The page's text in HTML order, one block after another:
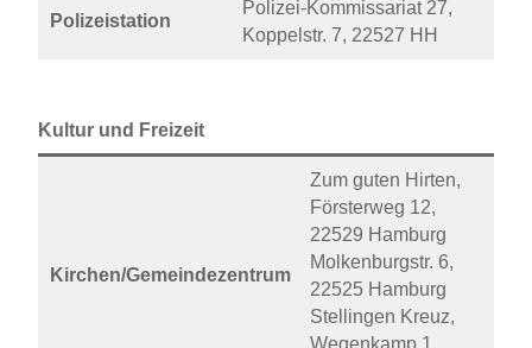
Polizeistation
Polizei-Kommissariat 27,
Koppelstr. 7, 22527 HH
Kultur und Freizeit
Kirchen/Gemeindezentrum
Zum guten Hirten,
Försterweg 12,
22529 Hamburg
Molkenburgstr. 6,
22525 Hamburg
Stellingen Kreuz,